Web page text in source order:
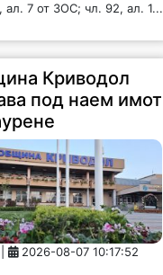
ал. 7 от ЗОС; чл. 92, ал. 1...
Криводол
под наем имот
| 2026-08-07 10:17:52